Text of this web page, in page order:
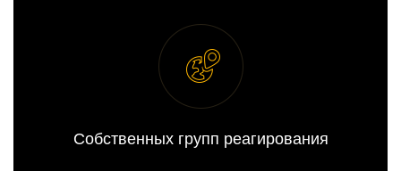
Собственных групп реагирования